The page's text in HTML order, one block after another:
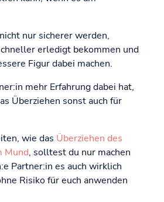
nur sicherer werden,
erledigt bekommen und
Figur dabei machen.
mehr Erfahrung dabei hat,
Überziehen sonst auch für
wie das Überziehen des
Mund, solltest du nur machen
Partner:in es auch wirklich
Risiko für euch anwenden